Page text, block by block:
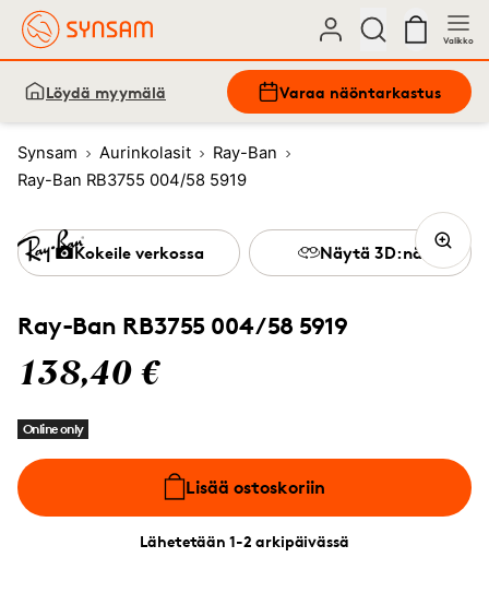
Valikko
Löydä myymälä Varaa näöntarkastus
Synsam Aurinkolasit
Ray-Ban
Ray-Ban RB3755 004/58 5919
Ray-Ban RB3755 004/58 5919
138,40 €
Online only
Lisää ostoskoriin
Lähetetään 1-2 arkipäivässä
Kokeile verkossa Näytä 3D:nä